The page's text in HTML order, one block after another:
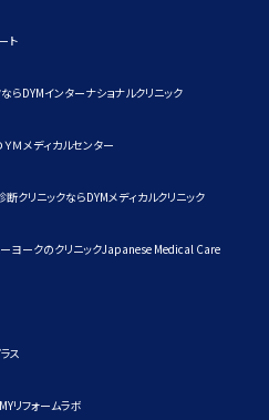
ト
らDYMインターナショナルクリニック
Ｍメディカルセンター
クリニックならDYMメディカルクリニック
ヨークのクリニックJapanese Medical Care
ス
リフォームラボ